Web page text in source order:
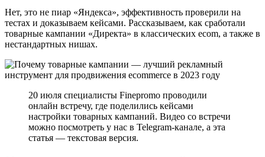
Нет, это не пиар «Яндекса», эффективность проверили на
тестах и доказываем кейсами. Рассказываем, как сработали
товарные кампании «Директа» в классических ecom, а также в
нестандартных нишах.
20 июля специалисты Finepromo проводили
онлайн встречу, где поделились кейсами
настройки товарных кампаний. Видео со встречи
можно посмотреть у нас в Telegram-канале, а эта
статья — текстовая версия.